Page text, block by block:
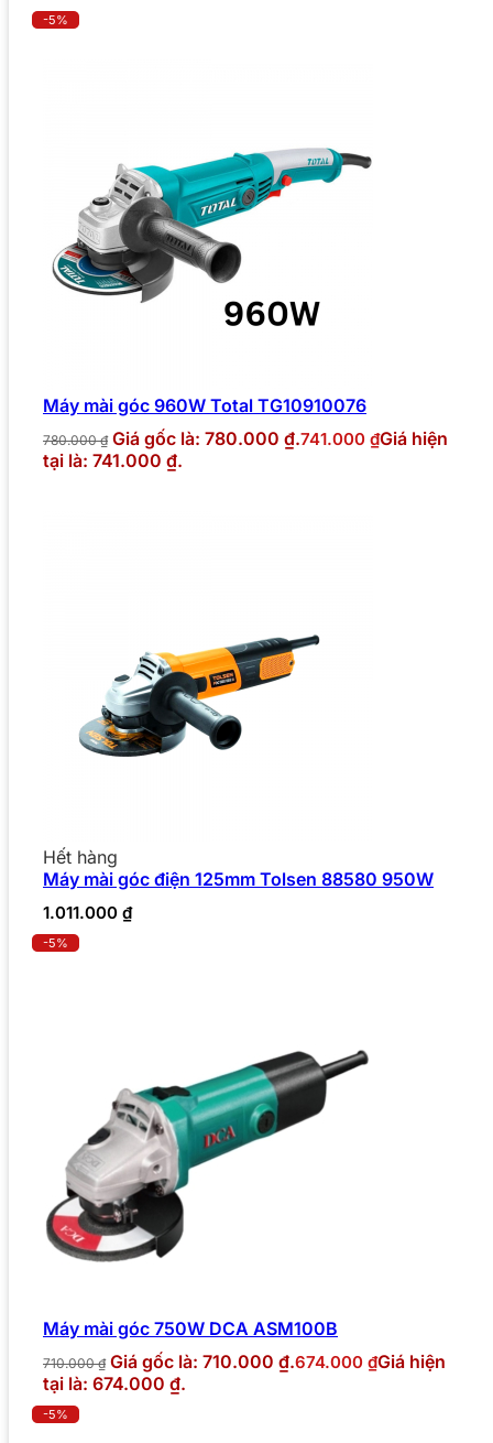
-5%
Máy mài góc 960W Total TG10910076
780.000₫ Giá gốc là: 780.000 ₫.741.000 ₫Giá hiện
tại là: 741.000 ₫.
Hết hàng
Máy mài góc điện 125mm Tolsen 88580 950W
1.011.000 ₫
-5%
Máy mài góc 750W DCA ASM100B
710.000₫ Giá gốc là: 710.000 ₫.674.000 ₫Giá hiện
tại là: 674.000 ₫.
-5%